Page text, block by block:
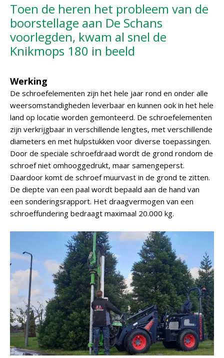
Toen de heren het probleem van de
boorstellage aan De Schans
voorlegden, kwam al snel de
Knikmops 180 in beeld
Werking
De schroefelementen zijn het hele jaar rond en onder alle
weersomstandigheden leverbaar en kunnen ook in het hele
land op locatie worden gemonteerd. De schroefelementen
zijn verkrijgbaar in verschillende lengtes, met verschillende
diameters en met hulpstukken voor diverse toepassingen.
Door de speciale schroefdraad wordt de grond rondom de
schroef niet omhooggedrukt, maar samengeperst.
Daardoor komt de schroef muurvast in de grond te zitten.
De diepte van een paal wordt bepaald aan de hand van
een sonderingsrapport. Het draagvermogen van een
schroeffundering bedraagt maximaal 20.000 kg.